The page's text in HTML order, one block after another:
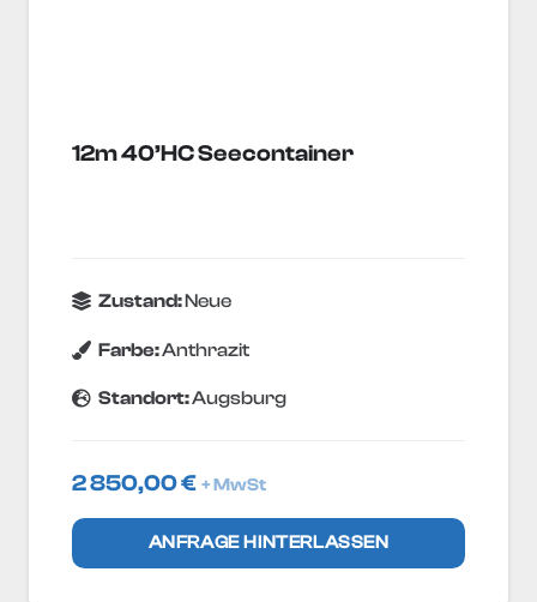
12m 40’HC Seecontainer
Zustand:Neue
Farbe:Anthrazit
Standort:Augsburg
2 850,00€ + MwSt
ANFRAGE HINTERLASSEN